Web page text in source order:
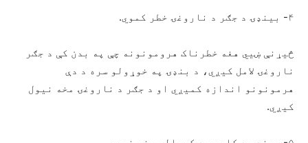
۴- بینډۍ د جګر د ناروغۍ خطر کموي.
څیړنې ښیي هغه خطرناک هرومونونه چې په بدن کې د جګر
ناروغۍ لامل کیږي، د بنډۍ په خوړولو سره د دې
هرمونونو اندازه کمیږي او د جګر د ناروغۍ مخه نیول
کیږي.